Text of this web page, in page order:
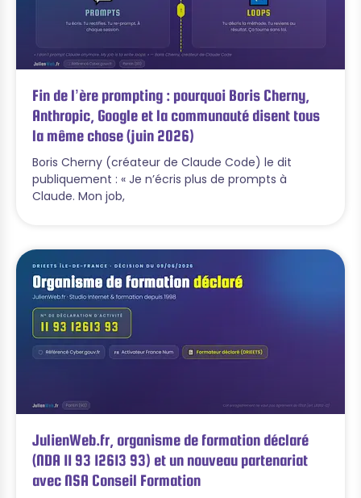
Fin de l’ère prompting : pourquoi Boris Cherny,
Anthropic, Google et la communauté disent tous
la même chose (juin 2026)
Boris Cherny (créateur de Claude Code) le dit
publiquement : « Je n’écris plus de prompts à
Claude. Mon job,
JulienWeb.fr, organisme de formation déclaré
(NDA 11 93 12613 93) et un nouveau partenariat
avec NSA Conseil Formation